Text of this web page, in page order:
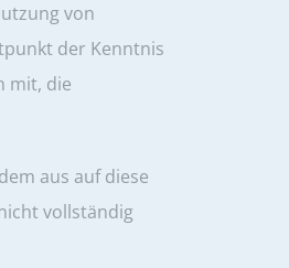
von
der Kenntnis
mit, die
aus auf diese
vollständig